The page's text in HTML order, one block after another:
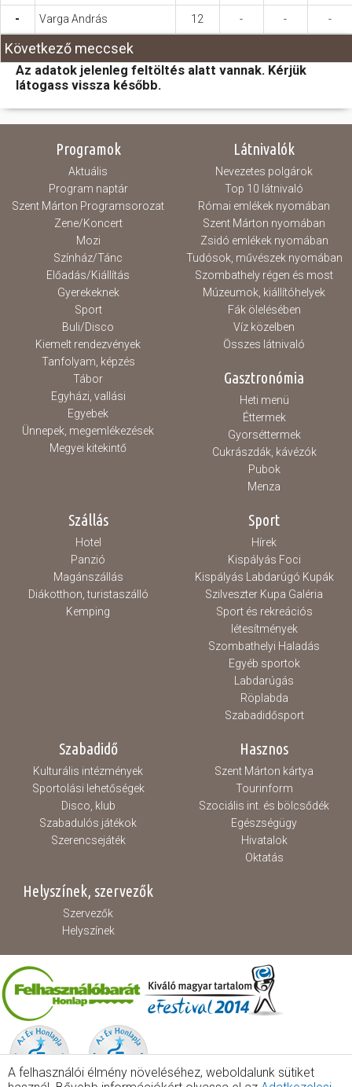
- Varga András 12 - - -
Következő meccsek
Az adatok jelenleg feltöltés alatt vannak. Kérjük
látogass vissza később.
Programok
Aktuális
Program naptár
Szent Márton Programsorozat
Zene/Koncert
Mozi
Színház/Tánc
Előadás/Kiállítás
Gyerekeknek
Sport
Buli/Disco
Kiemelt rendezvények
Tanfolyam, képzés
Tábor
Egyházi, vallási
Egyebek
Ünnepek, megemlékezések
Megyei kitekintő
Látnivalók
Nevezetes polgárok
Top 10 látnivaló
Római emlékek nyomában
Szent Márton nyomában
Zsidó emlékek nyomában
Tudósok, művészek nyomában
Szombathely régen és most
Múzeumok, kiállítóhelyek
Fák ölelésében
Víz közelben
Összes látnivaló
Gasztronómia
Heti menü
Éttermek
Gyorséttermek
Cukrászdák, kávézók
Pubok
Menza
Szállás
Hotel
Panzió
Magánszállás
Diákotthon, turistaszálló
Kemping
Sport
Hírek
Kispályás Foci
Kispályás Labdarúgó Kupák
Szilveszter Kupa Galéria
Sport és rekreációs
létesítmények
Szombathelyi Haladás
Egyéb sportok
Labdarúgás
Röplabda
Szabadidősport
Szabadidő
Kulturális intézmények
Sportolási lehetőségek
Disco, klub
Szabadulós játékok
Szerencsejáték
Hasznos
Szent Márton kártya
Tourinform
Szociális int. és bölcsődék
Egészségügy
Hivatalok
Oktatás
Helyszínek, szervezők
Szervezők
Helyszínek
A felhasználói élmény növeléséhez, weboldalunk sütiket